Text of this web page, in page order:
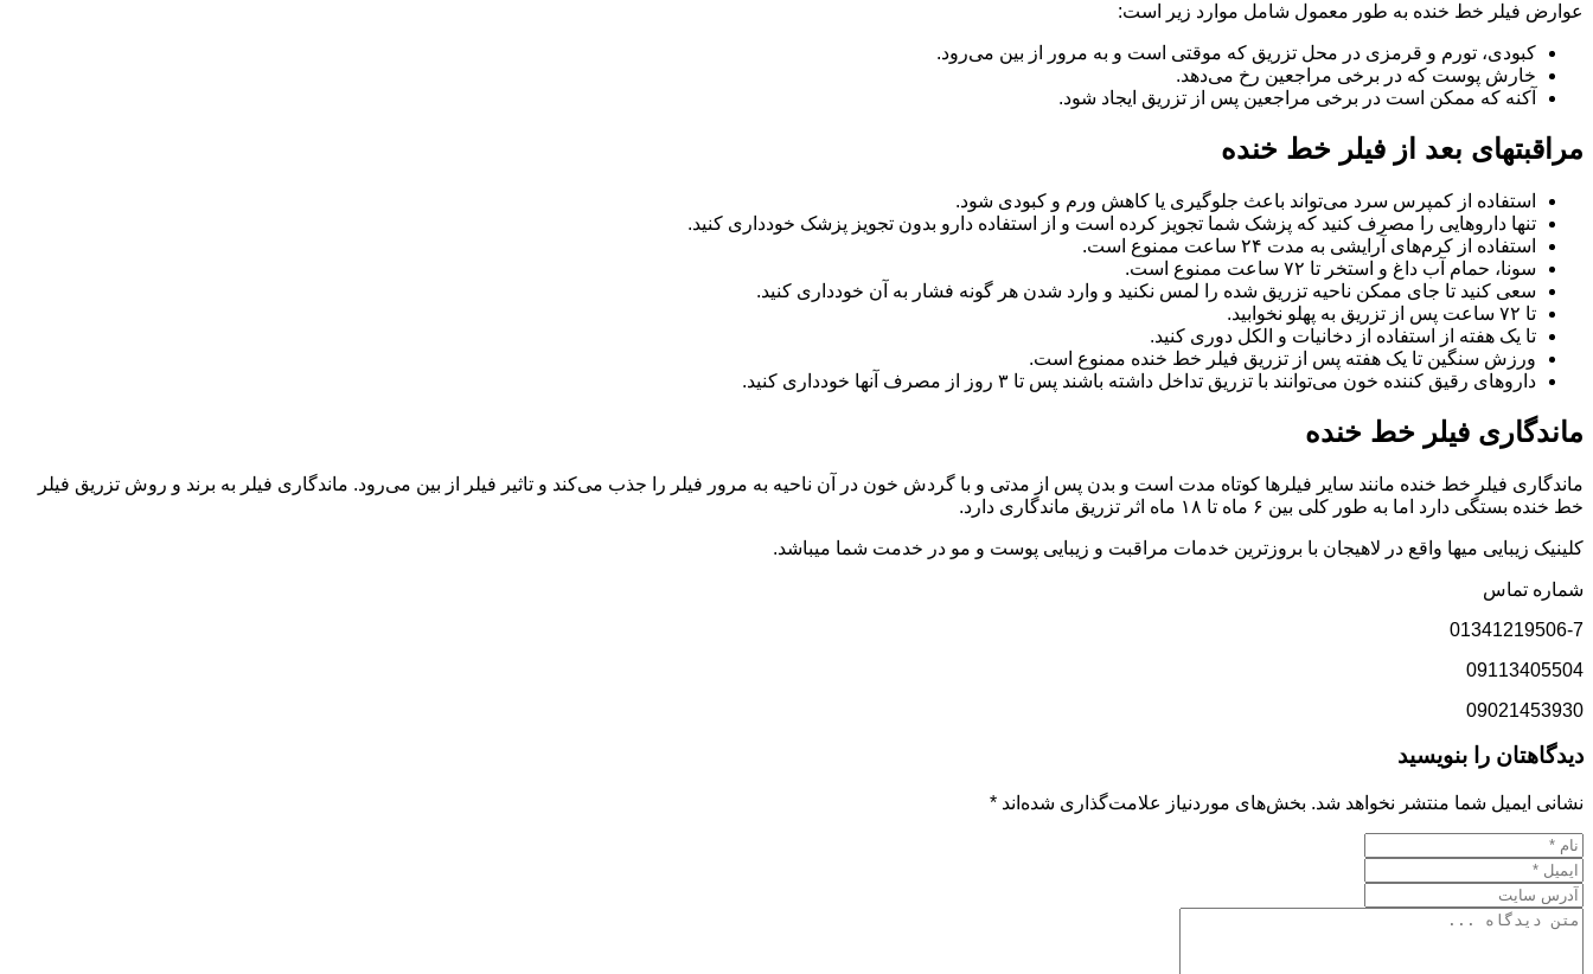
عوارض فیلر خط خنده به طور معمول شامل موارد زیر است:
کبودی، تورم و قرمزی در محل تزریق که موقتی است و به مرور از بین می‌رود.
خارش پوست که در برخی مراجعین رخ می‌دهد.
آکنه که ممکن است در برخی مراجعین پس از تزریق ایجاد شود.
مراقبتهای بعد از فیلر خط خنده
استفاده از کمپرس سرد می‌تواند باعث جلوگیری یا کاهش ورم و کبودی شود.
تنها داروهایی را مصرف کنید که پزشک شما تجویز کرده است و از استفاده دارو بدون تجویز پزشک خودداری کنید.
استفاده از کرم‌های آرایشی به مدت ۲۴ ساعت ممنوع است.
سونا، حمام آب داغ و استخر تا ۷۲ ساعت ممنوع است.
سعی کنید تا جای ممکن ناحیه تزریق شده را لمس نکنید و وارد شدن هر گونه فشار به آن خودداری کنید.
تا ۷۲ ساعت پس از تزریق به پهلو نخوابید.
تا یک هفته از استفاده از دخانیات و الکل دوری کنید.
ورزش سنگین تا یک هفته پس از تزریق فیلر خط خنده ممنوع است.
داروهای رقیق کننده خون می‌توانند با تزریق تداخل داشته باشند پس تا ۳ روز از مصرف آنها خودداری کنید.
ماندگاری فیلر خط خنده
ماندگاری فیلر خط خنده مانند سایر فیلرها کوتاه مدت است و بدن پس از مدتی و با گردش خون در آن ناحیه به مرور فیلر را جذب می‌کند و تاثیر فیلر از بین می‌رود. ماندگاری فیلر به برند و روش تزریق فیلر
خط خنده بستگی دارد اما به طور کلی بین ۶ ماه تا ۱۸ ماه اثر تزریق ماندگاری دارد.
کلینیک زیبایی میها واقع در لاهیجان با بروزترین خدمات مراقبت و زیبایی پوست و مو در خدمت شما میباشد.
شماره تماس
01341219506-7
09113405504
09021453930
دیدگاهتان را بنویسید
نشانی ایمیل شما منتشر نخواهد شد. بخش‌های موردنیاز علامت‌گذاری شده‌اند *